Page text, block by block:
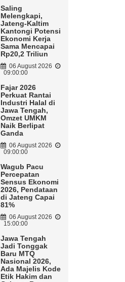
Saling
Melengkapi,
Jateng-Kaltim
Kantongi Potensi
Ekonomi Kerja
Sama Mencapai
Rp20,2 Triliun
06 August 2026
09:00:00
Fajar 2026
Perkuat Rantai
Industri Halal di
Jawa Tengah,
Omzet UMKM
Naik Berlipat
Ganda
06 August 2026
09:00:00
Wagub Pacu
Percepatan
Sensus Ekonomi
2026, Pendataan
di Jateng Capai
81%
06 August 2026
15:00:00
Jawa Tengah
Jadi Tonggak
Baru MTQ
Nasional 2026,
Ada Majelis Kode
Etik Hakim dan